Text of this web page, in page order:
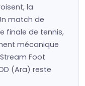
la
match de
finale de tennis,
mécanique
Foot
(Ara) reste